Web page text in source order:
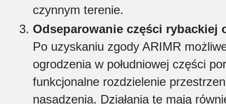
czynnym terenie.
Odseparowanie części rybackiej
Po uzyskaniu zgody ARIMR
ogrodzenia w południowej części
funkcjonalne rozdzielenie
nasadzenia. Działania te mają